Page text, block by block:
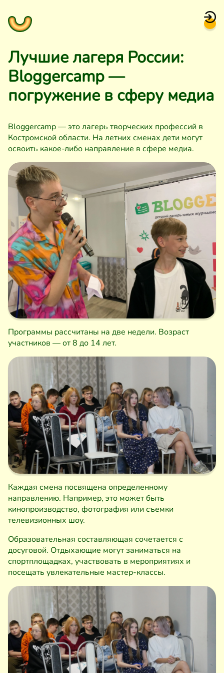
Лучшие лагеря России:
Bloggercamp —
погружение в сферу медиа
Bloggercamp — это лагерь творческих профессий в
Костромской области. На летних сменах дети могут
освоить какое-либо направление в сфере медиа.
Программы рассчитаны на две недели. Возраст
участников — от 8 до 14 лет.
Каждая смена посвящена определенному
направлению. Например, это может быть
кинопроизводство, фотография или съемки
телевизионных шоу.
Образовательная составляющая сочетается с
досуговой. Отдыхающие могут заниматься на
спортплощадках, участвовать в мероприятиях и
посещать увлекательные мастер-классы.